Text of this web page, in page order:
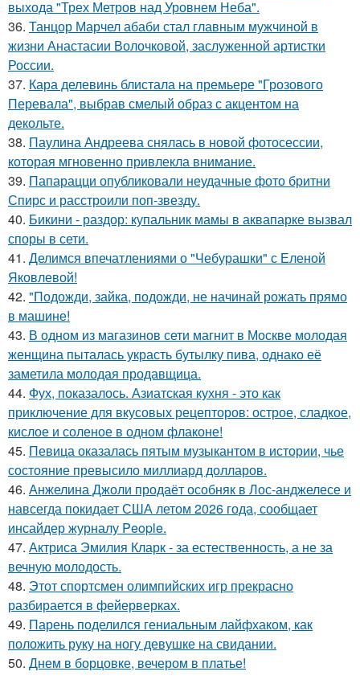
выхода "Трех Метров над Уровнем Неба".
36. Танцор Марчел абаби стал главным мужчиной в
жизни Анастасии Волочковой, заслуженной артистки
России.
37. Кара делевинь блистала на премьере "Грозового
Перевала", выбрав смелый образ с акцентом на
декольте.
38. Паулина Андреева снялась в новой фотосессии,
которая мгновенно привлекла внимание.
39. Папарацци опубликовали неудачные фото бритни
Спирс и расстроили поп-звезду.
40. Бикини - раздор: купальник мамы в аквапарке вызвал
споры в сети.
41. Делимся впечатлениями о "Чебурашки" с Еленой
Яковлевой!
42. "Подожди, зайка, подожди, не начинай рожать прямо
в машине!
43. В одном из магазинов сети магнит в Москве молодая
женщина пыталась украсть бутылку пива, однако её
заметила молодая продавщица.
44. Фух, показалось. Азиатская кухня - это как
приключение для вкусовых рецепторов: острое, сладкое,
кислое и соленое в одном флаконе!
45. Певица оказалась пятым музыкантом в истории, чье
состояние превысило миллиард долларов.
46. Анжелина Джоли продаёт особняк в Лос-анджелесе и
навсегда покидает США летом 2026 года, сообщает
инсайдер журналу People.
47. Актриса Эмилия Кларк - за естественность, а не за
вечную молодость.
48. Этот спортсмен олимпийских игр прекрасно
разбирается в фейерверках.
49. Парень поделился гениальным лайфхаком, как
положить руку на ногу девушке на свидании.
50. Днем в борцовке, вечером в платье!